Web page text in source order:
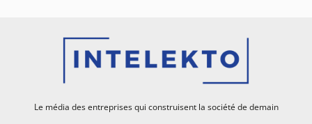
Le média des entreprises qui construisent la société de demain